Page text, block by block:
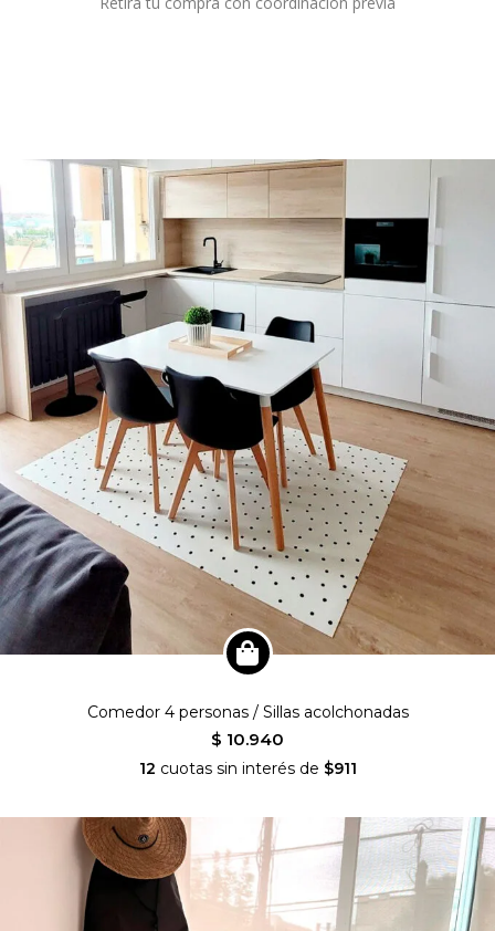
Comedor 4 personas / Sillas acolchonadas
$ 10.940
12 cuotas sin interés de $911